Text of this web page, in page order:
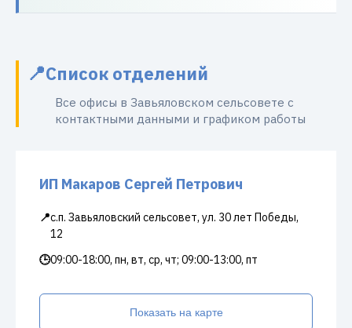
Список отделений
Все офисы в Завьяловском сельсовете с
контактными данными и графиком работы
ИП Макаров Сергей Петрович
📍с.п. Завьяловский сельсовет, ул. 30 лет Победы,
12
🕒09:00-18:00, пн, вт, ср, чт; 09:00-13:00, пт
Показать на карте